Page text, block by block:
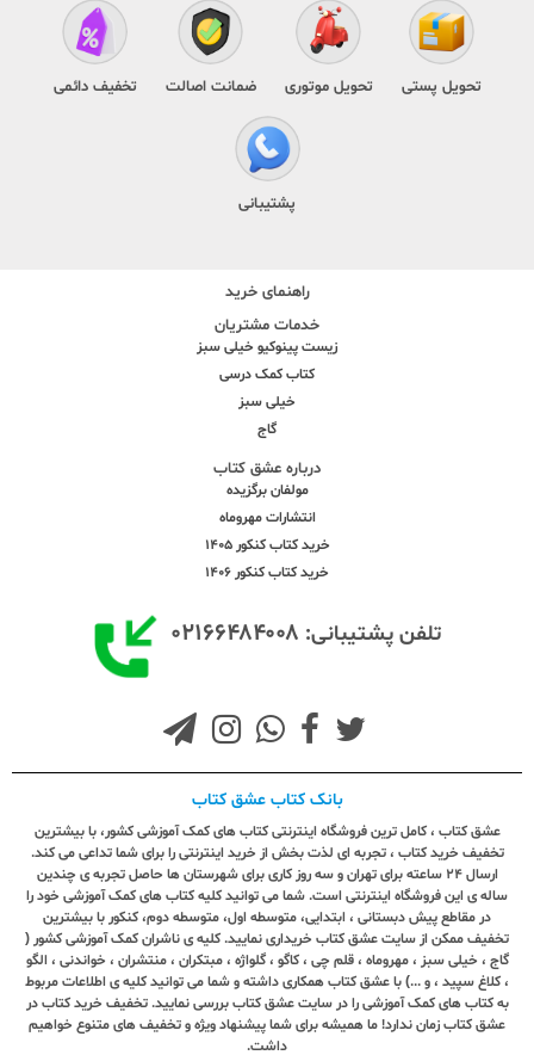
تحویل پستی تحویل موتوری ضمانت اصالت تخفیف دائمی
پشتیبانی
راهنمای خرید
خدمات مشتریان
زیست پینوکیو خیلی سبز
کتاب کمک درسی
خیلی سبز
گاج
درباره عشق کتاب
مولفان برگزیده
انتشارات مهروماه
خرید کتاب کنکور 1405
خرید کتاب کنکور 1406
تلفن پشتیبانی: ۰۲۱۶۶۴۸۴۰۰۸
بانک کتاب عشق کتاب
عشق کتاب ، کامل ترین فروشگاه اینترنتی کتاب های کمک آموزشی کشور، با بیشترین
تخفیف خرید کتاب ، تجربه ای لذت بخش از خرید اینترنتی را برای شما تداعی می کند.
ارسال ٢٤ ساعته برای تهران و سه روز کاری برای شهرستان ها حاصل تجربه ی چندین
ساله ی این فروشگاه اینترنتی است. شما می توانید کلیه کتاب های کمک آموزشی خود را
در مقاطع پیش دبستانی ، ابتدایی، متوسطه اول، متوسطه دوم، کنکور با بیشترین
تخفیف ممکن از سایت عشق کتاب خریداری نمایید. کلیه ی ناشران کمک آموزشی کشور (
گاج ، خیلی سبز ، مهروماه ، قلم چی ، کاگو ، گلواژه ، مبتکران ، منتشران ، خواندنی ، الگو
، کلاغ سپید ، و ...) با عشق کتاب همکاری داشته و شما می توانید کلیه ی اطلاعات مربوط
به کتاب های کمک آموزشی را در سایت عشق کتاب بررسی نمایید. تخفیف خرید کتاب در
عشق کتاب زمان ندارد! ما همیشه برای شما پیشنهاد ویژه و تخفیف های متنوع خواهیم
داشت.